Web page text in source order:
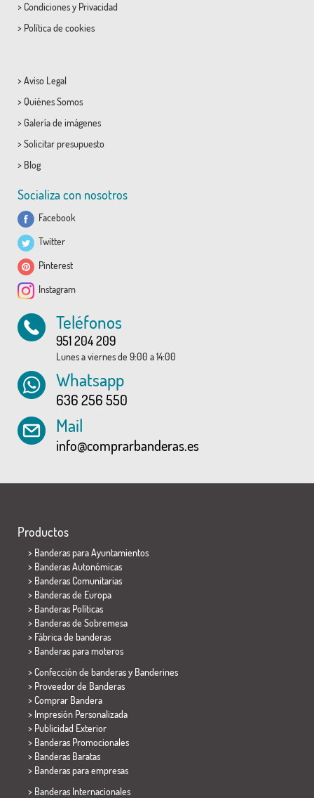
> Condicionesy Privacidad
> Política de cookies
> Aviso Legal
> Quiénes Somos
> Galería de imágenes
> Solicitar presupuesto
> Blog
Socializa con nosotros
Facebook
Twitter
Pinterest
Instagram
Teléfonos
951 204 209
Lunes a viernes de 9:00 a 14:00
Whatsapp
636 256 550
Mail
info@comprarbanderas.es
Productos
> Banderas para Ayuntamientos
> Banderas Autonómicas
> Banderas Comunitarias
> Banderas de Europa
> Banderas Políticas
> Banderas de Sobremesa
> Fábrica de banderas
> Banderas para moteros
> Confección de banderas y Banderines
> Proveedor de Banderas
> Comprar Bandera
> Impresión Personalizada
> Publicidad Exterior
> Banderas Promocionales
> Banderas Baratas
> Banderas para empresas
> Banderas Internacionales